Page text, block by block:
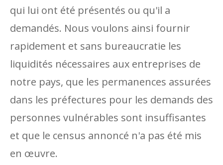
qui lui ont été présentés ou qu'il a
demandés. Nous voulons ainsi fournir
rapidement et sans bureaucratie les
liquidités nécessaires aux entreprises de
notre pays, que les permanences assurées
dans les préfectures pour les demands des
personnes vulnérables sont insuffisantes
et que le census annoncé n'a pas été mis
en œuvre.